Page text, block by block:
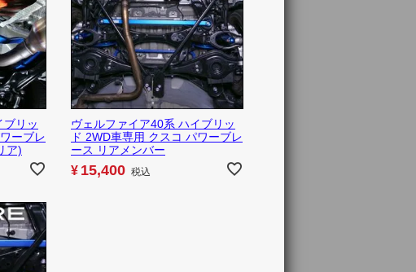
ブリッ
ーブレ
ア)
ヴェルファイア40系 ハイブリッ
ド 2WD車専用 クスコ パワーブレ
ース リアメンバー
¥ 15,400 税込